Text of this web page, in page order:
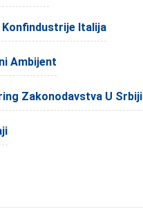
Konfindustrije Italija
Ambijent
Zakonodavstva U Srbiji